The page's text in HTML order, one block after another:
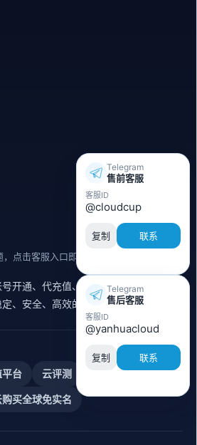
点击客服入口即可联系。
开通、代充值、迁移运维与内容同步支
、安全、高效的出海服务支持。
平台 云评测 阿里云账号购买
买全球免实名
Telegram
售前客服
客服ID
@cloudcup
复制 联系
Telegram
售后客服
客服ID
@yanhuacloud
复制 联系